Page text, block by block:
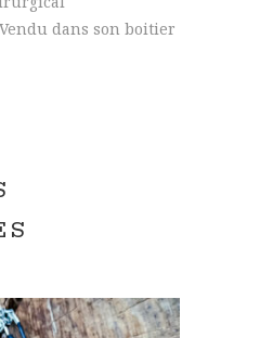
dans son boitier